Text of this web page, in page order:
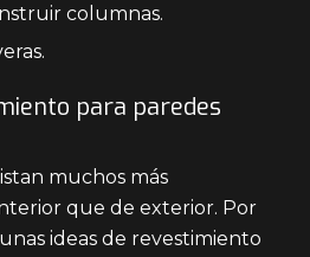
columnas.
para paredes
muchos más
que de exterior. Por
ideas de revestimiento